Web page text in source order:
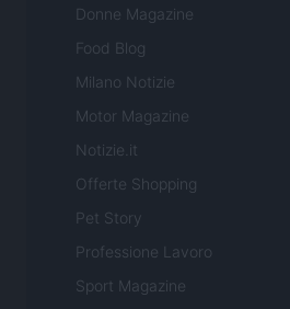
Donne Magazine
Food Blog
Milano Notizie
Motor Magazine
Notizie.it
Offerte Shopping
Pet Story
Professione Lavoro
Sport Magazine